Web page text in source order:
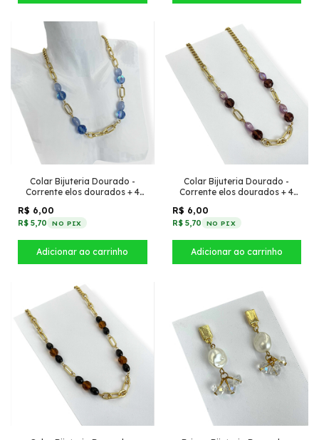
Colar Bijuteria Dourado -
Corrente elos dourados + 4
R$ 6,00
R$ 5,70 NO PIX
Colar Bijuteria Dourado -
Corrente elos dourados + 4
R$ 6,00
R$ 5,70 NO PIX